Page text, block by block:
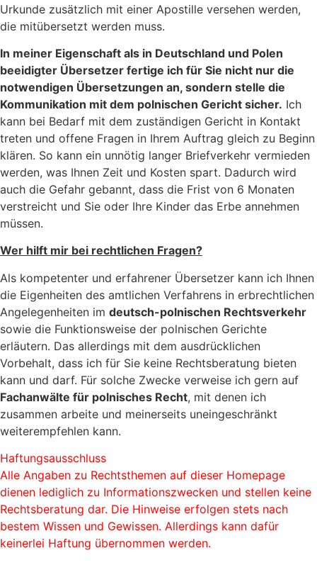
Urkunde zusätzlich mit einer Apostille versehen werden,
die mitübersetzt werden muss.
In meiner Eigenschaft als in Deutschland und Polen
beeidigter Übersetzer fertige ich für Sie nicht nur die
notwendigen Übersetzungen an, sondern stelle die
Kommunikation mit dem polnischen Gericht sicher. Ich
kann bei Bedarf mit dem zuständigen Gericht in Kontakt
treten und offene Fragen in Ihrem Auftrag gleich zu Beginn
klären. So kann ein unnötig langer Briefverkehr vermieden
werden, was Ihnen Zeit und Kosten spart. Dadurch wird
auch die Gefahr gebannt, dass die Frist von 6 Monaten
verstreicht und Sie oder Ihre Kinder das Erbe annehmen
müssen.
Wer hilft mir bei rechtlichen Fragen?
Als kompetenter und erfahrener Übersetzer kann ich Ihnen
die Eigenheiten des amtlichen Verfahrens in erbrechtlichen
Angelegenheiten im deutsch-polnischen Rechtsverkehr
sowie die Funktionsweise der polnischen Gerichte
erläutern. Das allerdings mit dem ausdrücklichen
Vorbehalt, dass ich für Sie keine Rechtsberatung bieten
kann und darf. Für solche Zwecke verweise ich gern auf
Fachanwälte für polnisches Recht, mit denen ich
zusammen arbeite und meinerseits uneingeschränkt
weiterempfehlen kann.
Haftungsausschluss
Alle Angaben zu Rechtsthemen auf dieser Homepage
dienen lediglich zu Informationszwecken und stellen keine
Rechtsberatung dar. Die Hinweise erfolgen stets nach
bestem Wissen und Gewissen. Allerdings kann dafür
keinerlei Haftung übernommen werden.